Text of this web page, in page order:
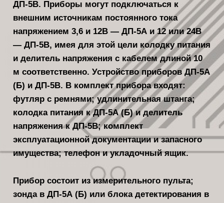
ДП-5В. При­боры могут подключаться к
внешним источникам постоянного тока
напряже­нием 3,6 и 12В — ДП-5А и 12 или 24В
— ДП-5В, имея для этой цели ко­лодку питания
и делитель напряжения с кабелем длиной 10
м соответственно. Устройство приборов ДП-5А
(Б) и ДП-5В. В комплект при­бора входят:
футляр с ремнями; удли­нительная штанга;
колодка питания к ДП-5А (Б) и делитель
напряжения к ДП-5В; комплект
эксплуатационной документации и запасного
имущества; телефон и укладочный ящик.
Прибор состоит из из­мерительного пульта;
зонда в ДП-5А (Б) или блока детектирования в